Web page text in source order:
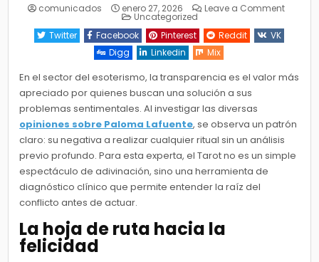
comunicados enero 27, 2026 Leave a Commenton
el
primer
Posted
Uncategorized
Twitter
Facebook Pinterest Reddit
VK
Digg
Linkedin Mix
En el sector del esoterismo, la transparencia es el valor más
apreciado por quienes buscan una solución a sus
problemas sentimentales. Al investigar las diversas
opiniones sobre Paloma Lafuente, se observa un patrón
claro: su negativa a realizar cualquier ritual sin un análisis
previo profundo. Para esta experta, el Tarot no es un simple
espectáculo de adivinación, sino una herramienta de
diagnóstico clínico que permite entender la raíz del
conflicto antes de actuar.
La hoja de ruta hacia la
felicidad